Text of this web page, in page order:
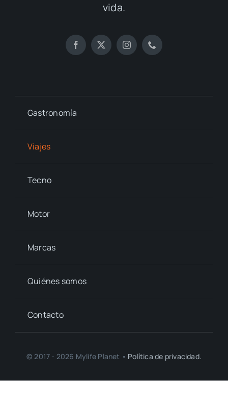
vida.
Gastronomía
Viajes
Tecno
Motor
Marcas
Quiénes somos
Contacto
© 2017 - 2026 Mylife Planet • Política de privacidad.